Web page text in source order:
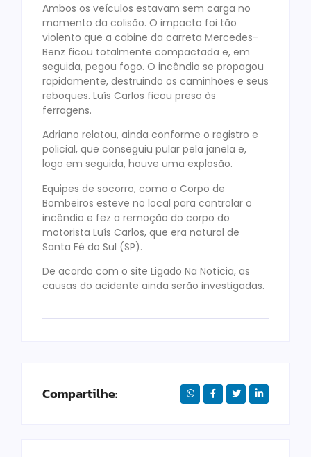
Ambos os veículos estavam sem carga no
momento da colisão. O impacto foi tão
violento que a cabine da carreta Mercedes-
Benz ficou totalmente compactada e, em
seguida, pegou fogo. O incêndio se propagou
rapidamente, destruindo os caminhões e seus
reboques. Luís Carlos ficou preso às
ferragens.
Adriano relatou, ainda conforme o registro e
policial, que conseguiu pular pela janela e,
logo em seguida, houve uma explosão.
Equipes de socorro, como o Corpo de
Bombeiros esteve no local para controlar o
incêndio e fez a remoção do corpo do
motorista Luís Carlos, que era natural de
Santa Fé do Sul (SP).
De acordo com o site Ligado Na Notícia, as
causas do acidente ainda serão investigadas.
Compartilhe: